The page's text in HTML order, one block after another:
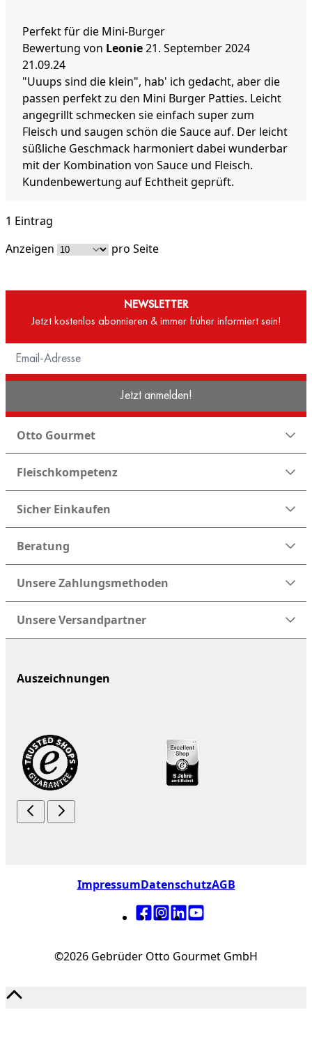
Perfekt für die Mini-Burger
Bewertung von Leonie21. September 2024
21.09.24
"Uuups sind die klein", hab' ich gedacht, aber die
passen perfekt zu den Mini Burger Patties. Leicht
angegrillt schmecken sie einfach super zum
Fleisch und saugen schön die Sauce auf. Der leicht
süßliche Geschmack harmoniert dabei wunderbar
mit der Kombination von Sauce und Fleisch.
Kundenbewertung auf Echtheit geprüft.
1 Eintrag
Anzeigen
pro Seite
NEWSLETTER
Jetzt kostenlos abonnieren & immer früher informiert sein!
Jetzt anmelden!
Otto Gourmet
Fleischkompetenz
Sicher Einkaufen
Beratung
Unsere Zahlungsmethoden
Unsere Versandpartner
Auszeichnungen
ImpressumDatenschutzAGB
©2026 Gebrüder Otto Gourmet GmbH